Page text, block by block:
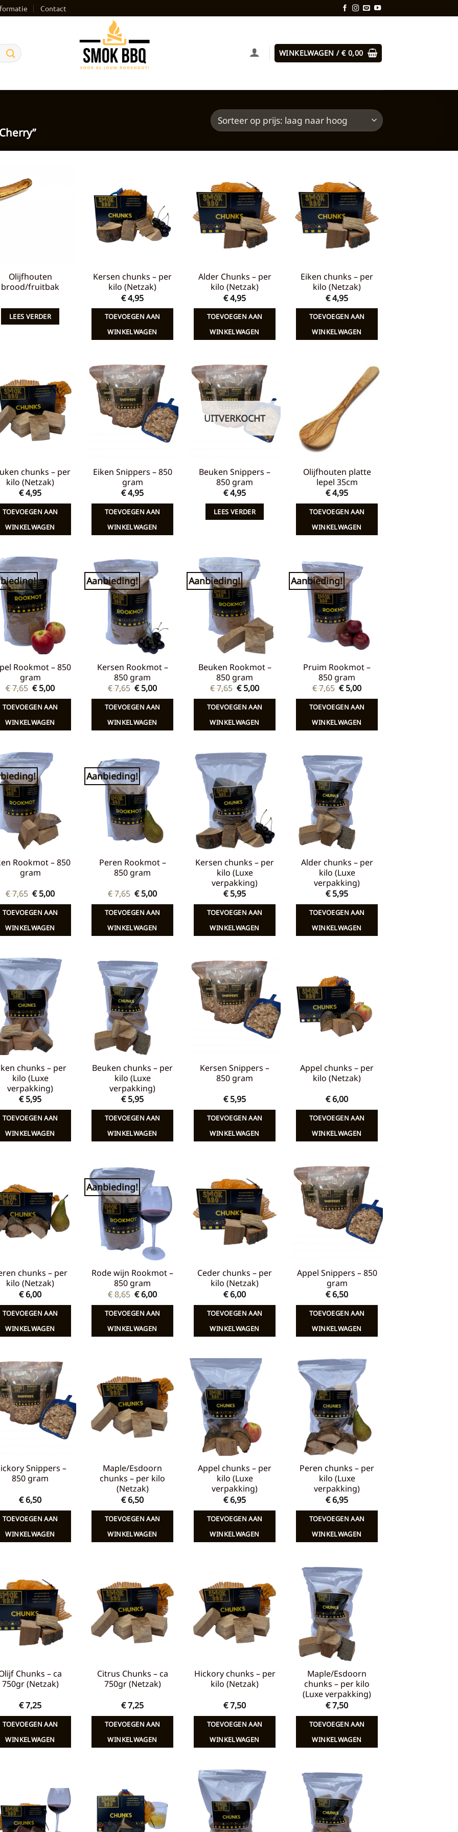
Contact
WINKELWAGEN / €0,00
Olijfhouten
brood/fruitbak
LEES VERDER
Toevoegen
aan
verlanglijst
Kersen chunks – per
kilo (Netzak)
€4,95
TOEVOEGEN AAN
WINKELWAGEN
Toevoegen
aan
verlanglijst
Alder Chunks – per
kilo (Netzak)
€4,95
TOEVOEGEN AAN
WINKELWAGEN
Toevoegen
aan
verlanglijst
Eiken chunks – per
kilo (Netzak)
€4,95
TOEVOEGEN AAN
WINKELWAGEN
Toevoegen
aan
verlanglijst
chunks – per
kilo (Netzak)
€4,95
TOEVOEGEN AAN
WINKELWAGEN
Toevoegen
aan
verlanglijst
Eiken Snippers – 850
gram
€4,95
TOEVOEGEN AAN
WINKELWAGEN
Toevoegen
aan
verlanglijst
UITVERKOCHT
Beuken Snippers –
850 gram
€4,95
LEES VERDER
Toevoegen
aan
verlanglijst
Olijfhouten platte
lepel 35cm
€4,95
TOEVOEGEN AAN
WINKELWAGEN
Toevoegen
aan
verlanglijst
Rookmot – 850
gram
€7,65 Oorspronkelijke
prijs
was:
€ 7,65.
€5,00Huidige
is:
€ 5,00.
TOEVOEGEN AAN
WINKELWAGEN
Aanbieding!
Toevoegen
aan
verlanglijst
Kersen Rookmot –
850 gram
€7,65 Oorspronkelijke
prijs
was:
€ 7,65.
€5,00Huidige
is:
€ 5,00.
TOEVOEGEN AAN
WINKELWAGEN
Aanbieding!
Toevoegen
aan
verlanglijst
Beuken Rookmot –
850 gram
€7,65 Oorspronkelijke
prijs
was:
€ 7,65.
€5,00Huidige
is:
€ 5,00.
TOEVOEGEN AAN
WINKELWAGEN
Aanbieding!
Toevoegen
verlanglijst
Pruim Rookmot –
850 gram
€7,65 Oorspronkelijke
prijs
was:
€ 7,65.
€5,00Huidige
is:
€ 5,00.
TOEVOEGEN AAN
WINKELWAGEN
Toevoegen
verlanglijst
Rookmot – 850
gram
€7,65 Oorspronkelijke
prijs
was:
€ 7,65.
€5,00Huidige
is:
€ 5,00.
TOEVOEGEN AAN
WINKELWAGEN
Aanbieding!
Toevoegen
verlanglijst
Peren Rookmot –
850 gram
€7,65 Oorspronkelijke
prijs
was:
€ 7,65.
€5,00Huidige
is:
€ 5,00.
TOEVOEGEN AAN
WINKELWAGEN
Toevoegen
aan
verlanglijst
Kersen chunks – per
kilo (Luxe
verpakking)
€5,95
TOEVOEGEN AAN
WINKELWAGEN
Toevoegen
aan
verlanglijst
Alder chunks – per
kilo (Luxe
verpakking)
€5,95
TOEVOEGEN AAN
WINKELWAGEN
Toevoegen
aan
verlanglijst
chunks – per
kilo (Luxe
verpakking)
€5,95
TOEVOEGEN AAN
WINKELWAGEN
Toevoegen
aan
verlanglijst
Beuken chunks – per
kilo (Luxe
verpakking)
€5,95
TOEVOEGEN AAN
WINKELWAGEN
Toevoegen
aan
verlanglijst
Kersen Snippers –
850 gram
€5,95
TOEVOEGEN AAN
WINKELWAGEN
Toevoegen
aan
verlanglijst
Appel chunks – per
kilo (Netzak)
€6,00
TOEVOEGEN AAN
WINKELWAGEN
Toevoegen
aan
verlanglijst
chunks – per
kilo (Netzak)
€6,00
TOEVOEGEN AAN
WINKELWAGEN
Aanbieding!
Toevoegen
verlanglijst
Rode wijn Rookmot –
850 gram
€8,65 Oorspronkelijke
prijs
was:
€ 8,65.
€6,00Huidige
is:
€ 6,00.
TOEVOEGEN AAN
WINKELWAGEN
Toevoegen
aan
verlanglijst
Ceder chunks – per
kilo (Netzak)
€6,00
TOEVOEGEN AAN
WINKELWAGEN
Toevoegen
aan
verlanglijst
Appel Snippers – 850
gram
€6,50
TOEVOEGEN AAN
WINKELWAGEN
Toevoegen
aan
verlanglijst
Snippers –
850 gram
€6,50
TOEVOEGEN AAN
WINKELWAGEN
Toevoegen
aan
verlanglijst
Maple/Esdoorn
chunks – per kilo
(Netzak)
€6,50
TOEVOEGEN AAN
WINKELWAGEN
Toevoegen
verlanglijst
Appel chunks – per
kilo (Luxe
verpakking)
€6,95
TOEVOEGEN AAN
WINKELWAGEN
Toevoegen
aan
verlanglijst
Peren chunks – per
kilo (Luxe
verpakking)
€6,95
TOEVOEGEN AAN
WINKELWAGEN
Toevoegen
aan
verlanglijst
Chunks – ca
750gr (Netzak)
€7,25
TOEVOEGEN AAN
WINKELWAGEN
Toevoegen
aan
verlanglijst
Citrus Chunks – ca
750gr (Netzak)
€7,25
TOEVOEGEN AAN
WINKELWAGEN
Toevoegen
aan
verlanglijst
Hickory chunks – per
kilo (Netzak)
€7,50
TOEVOEGEN AAN
WINKELWAGEN
Toevoegen
aan
verlanglijst
Maple/Esdoorn
chunks – per kilo
(Luxe verpakking)
€7,50
TOEVOEGEN AAN
WINKELWAGEN
Toevoegen
aan
verlanglijst
Toevoegen
aan
verlanglijst
Toevoegen
aan
verlanglijst
Toevoegen
aan
verlanglijst